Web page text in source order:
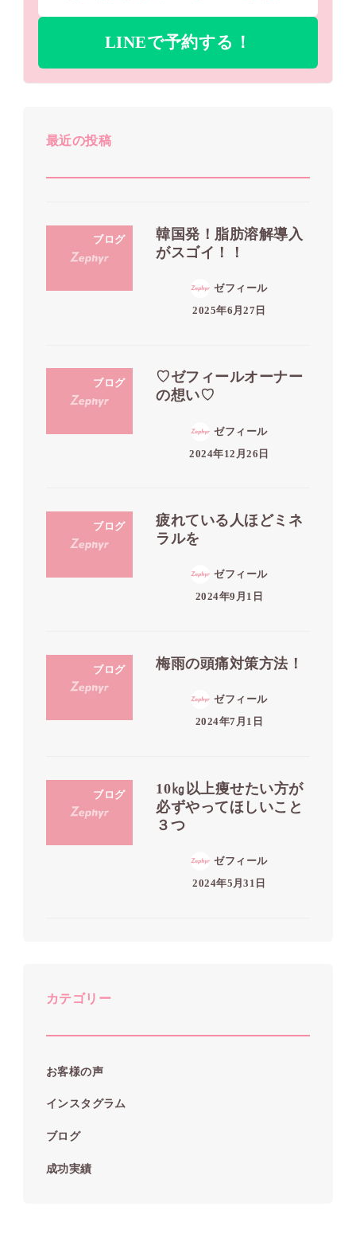
LINEで予約する！
最近の投稿
ブログ
韓国発！脂肪溶解導入
がスゴイ！！
ゼフィール
2025年6月27日
ブログ
♡ゼフィールオーナー
の想い♡
ゼフィール
2024年12月26日
ブログ
疲れている人ほどミネ
ラルを
ゼフィール
2024年9月1日
ブログ 梅雨の頭痛対策方法！
ゼフィール
2024年7月1日
ブログ
10㎏以上痩せたい方が
必ずやってほしいこと
３つ
ゼフィール
2024年5月31日
カテゴリー
お客様の声
インスタグラム
ブログ
成功実績